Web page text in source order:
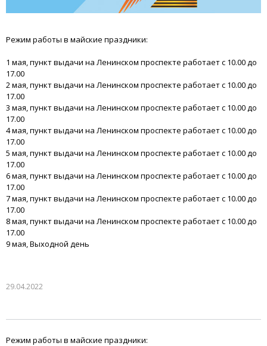
Режим работы в майские праздники:
1 мая, пункт выдачи на Ленинском проспекте работает с 10.00 до
17.00
2 мая, пункт выдачи на Ленинском проспекте работает с 10.00 до
17.00
3 мая, пункт выдачи на Ленинском проспекте работает с 10.00 до
17.00
4 мая, пункт выдачи на Ленинском проспекте работает с 10.00 до
17.00
5 мая, пункт выдачи на Ленинском проспекте работает с 10.00 до
17.00
6 мая, пункт выдачи на Ленинском проспекте работает с 10.00 до
17.00
7 мая, пункт выдачи на Ленинском проспекте работает с 10.00 до
17.00
8 мая, пункт выдачи на Ленинском проспекте работает с 10.00 до
17.00
9 мая, Выходной день
29.04.2022
Режим работы в майские праздники: